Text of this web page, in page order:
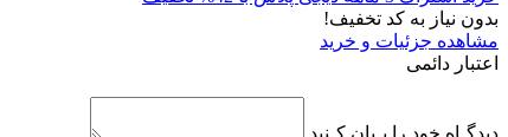
بدون نیاز به کد تخفیف!
مشاهده جزئیات و خرید
اعتبار دائمی
دیدگـاه خود را بـیان کـنید